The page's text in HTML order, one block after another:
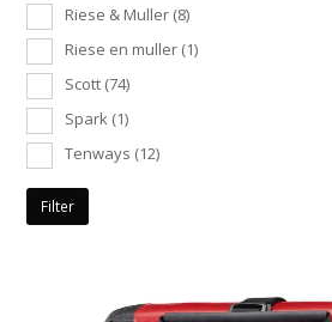
Riese & Muller (8)
Riese en muller (1)
Scott (74)
Spark (1)
Tenways (12)
Filter